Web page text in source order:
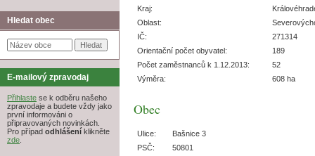
Hledat obec
E-mailový zpravodaj
Přihlaste se k odběru našeho
zpravodaje a budete vždy jako
první informováni o
připravovaných novinkách.
Pro případ odhlášení klikněte
zde.
Kraj:
Oblast:
IČ:
271314
Orientační počet obyvatel:
189
Počet zaměstnanců k 1.12.2013:
52
Výměra:
608 ha
Obec
Ulice:
Bašnice 3
PSČ:
50801